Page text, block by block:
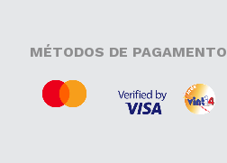
MÉTODOS DE PAGAMENTO